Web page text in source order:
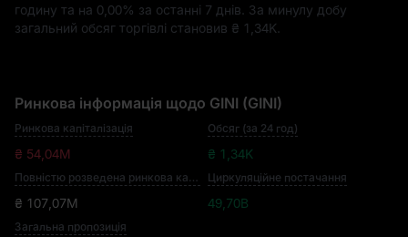
годину та на 0,00% за останні 7 днів. За минулу добу
загальний обсяг торгівлі становив ₴ 1,34K
Ринкова інформація щодо GINI (GINI)
Ринкова капіталізація
₴ 54,04M
Обсяг (за 24 год)
₴ 1,34K
Повністю розведена ринкова капіталізація
₴ 107,07M
Циркуляційне постачання
49,70B
Загальна пропозиція